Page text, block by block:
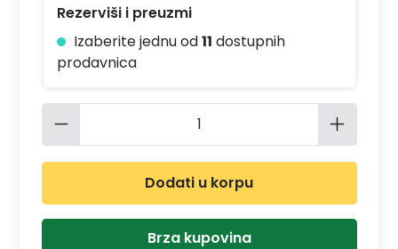
Rezerviši i preuzmi
Izaberite jednu od11 dostupnih
prodavnica
Količina proizvoda: Unesite
Dodati u korpu
Brza kupovina